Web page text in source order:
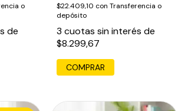
o
de
$22.409,10 con Transferencia o
depósito
3 cuotas sin interés de
$8.299,67